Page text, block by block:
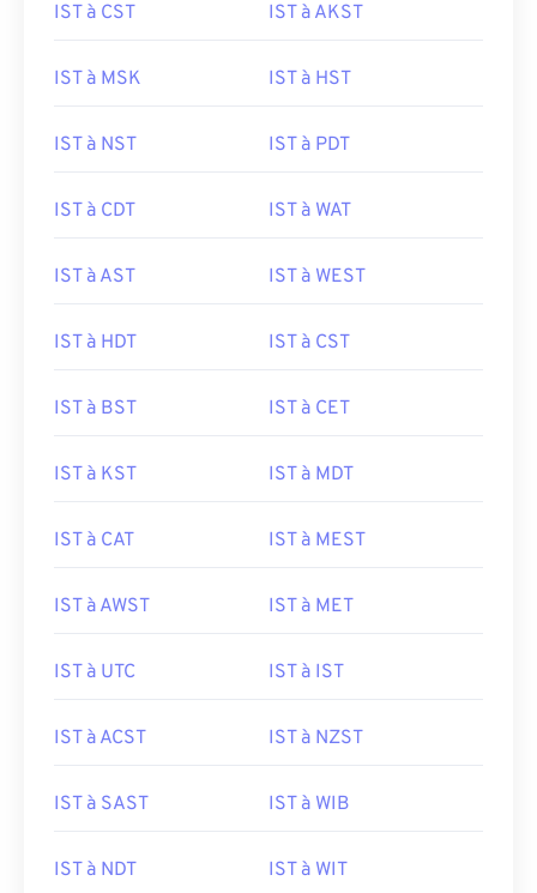
IST à CST IST à AKST
IST à MSK IST à HST
IST à NST IST à PDT
IST à CDT IST à WAT
IST à AST IST à WEST
IST à HDT IST à CST
IST à BST IST à CET
IST à KST IST à MDT
IST à CAT IST à MEST
IST à AWST IST à MET
IST à UTC IST à IST
IST à ACST IST à NZST
IST à SAST IST à WIB
IST à NDT IST à WIT